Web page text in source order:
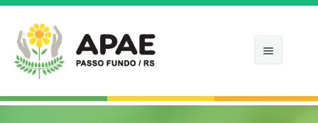
APAE